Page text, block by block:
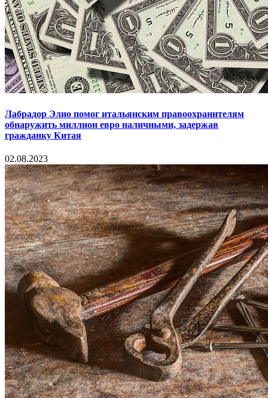
Лабрадор Элио помог итальянским правоохранителям
обнаружить миллион евро наличными, задержав
гражданку Китая
02.08.2023